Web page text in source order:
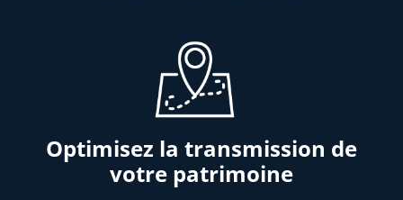
Optimisez la transmission de
votre patrimoine